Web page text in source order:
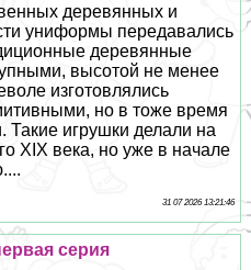
деревянных и
униформы передавались
деревянные
высотой не менее
изготовлялись
но в тоже время
игрушки делали на
XIX века, но уже в начале
31 07 2026 13:21:46
серия